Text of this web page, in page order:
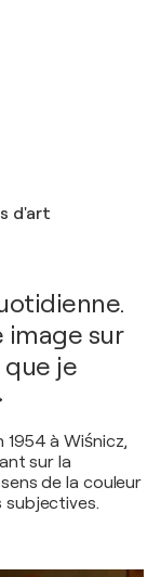
d'art
image sur
que je
à Wiśnicz,
sur la
de la couleur
subjectives.